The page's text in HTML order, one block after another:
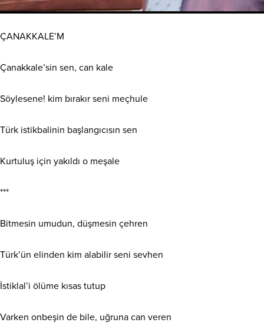
ÇANAKKALE’M
Çanakkale’sin sen, can kale
Söylesene! kim bırakır seni meçhule
Türk istikbalinin başlangıcısın sen
Kurtuluş için yakıldı o meşale
***
Bitmesin umudun, düşmesin çehren
Türk’ün elinden kim alabilir seni sevhen
İstiklal’i ölüme kısas tutup
Varken onbeşin de bile, uğruna can veren